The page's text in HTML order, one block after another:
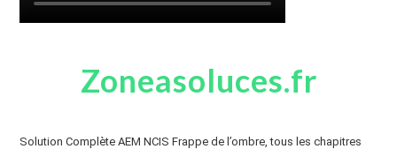
Zoneasoluces.fr
Solution Complète AEM NCIS Frappe de l’ombre, tous les chapitres